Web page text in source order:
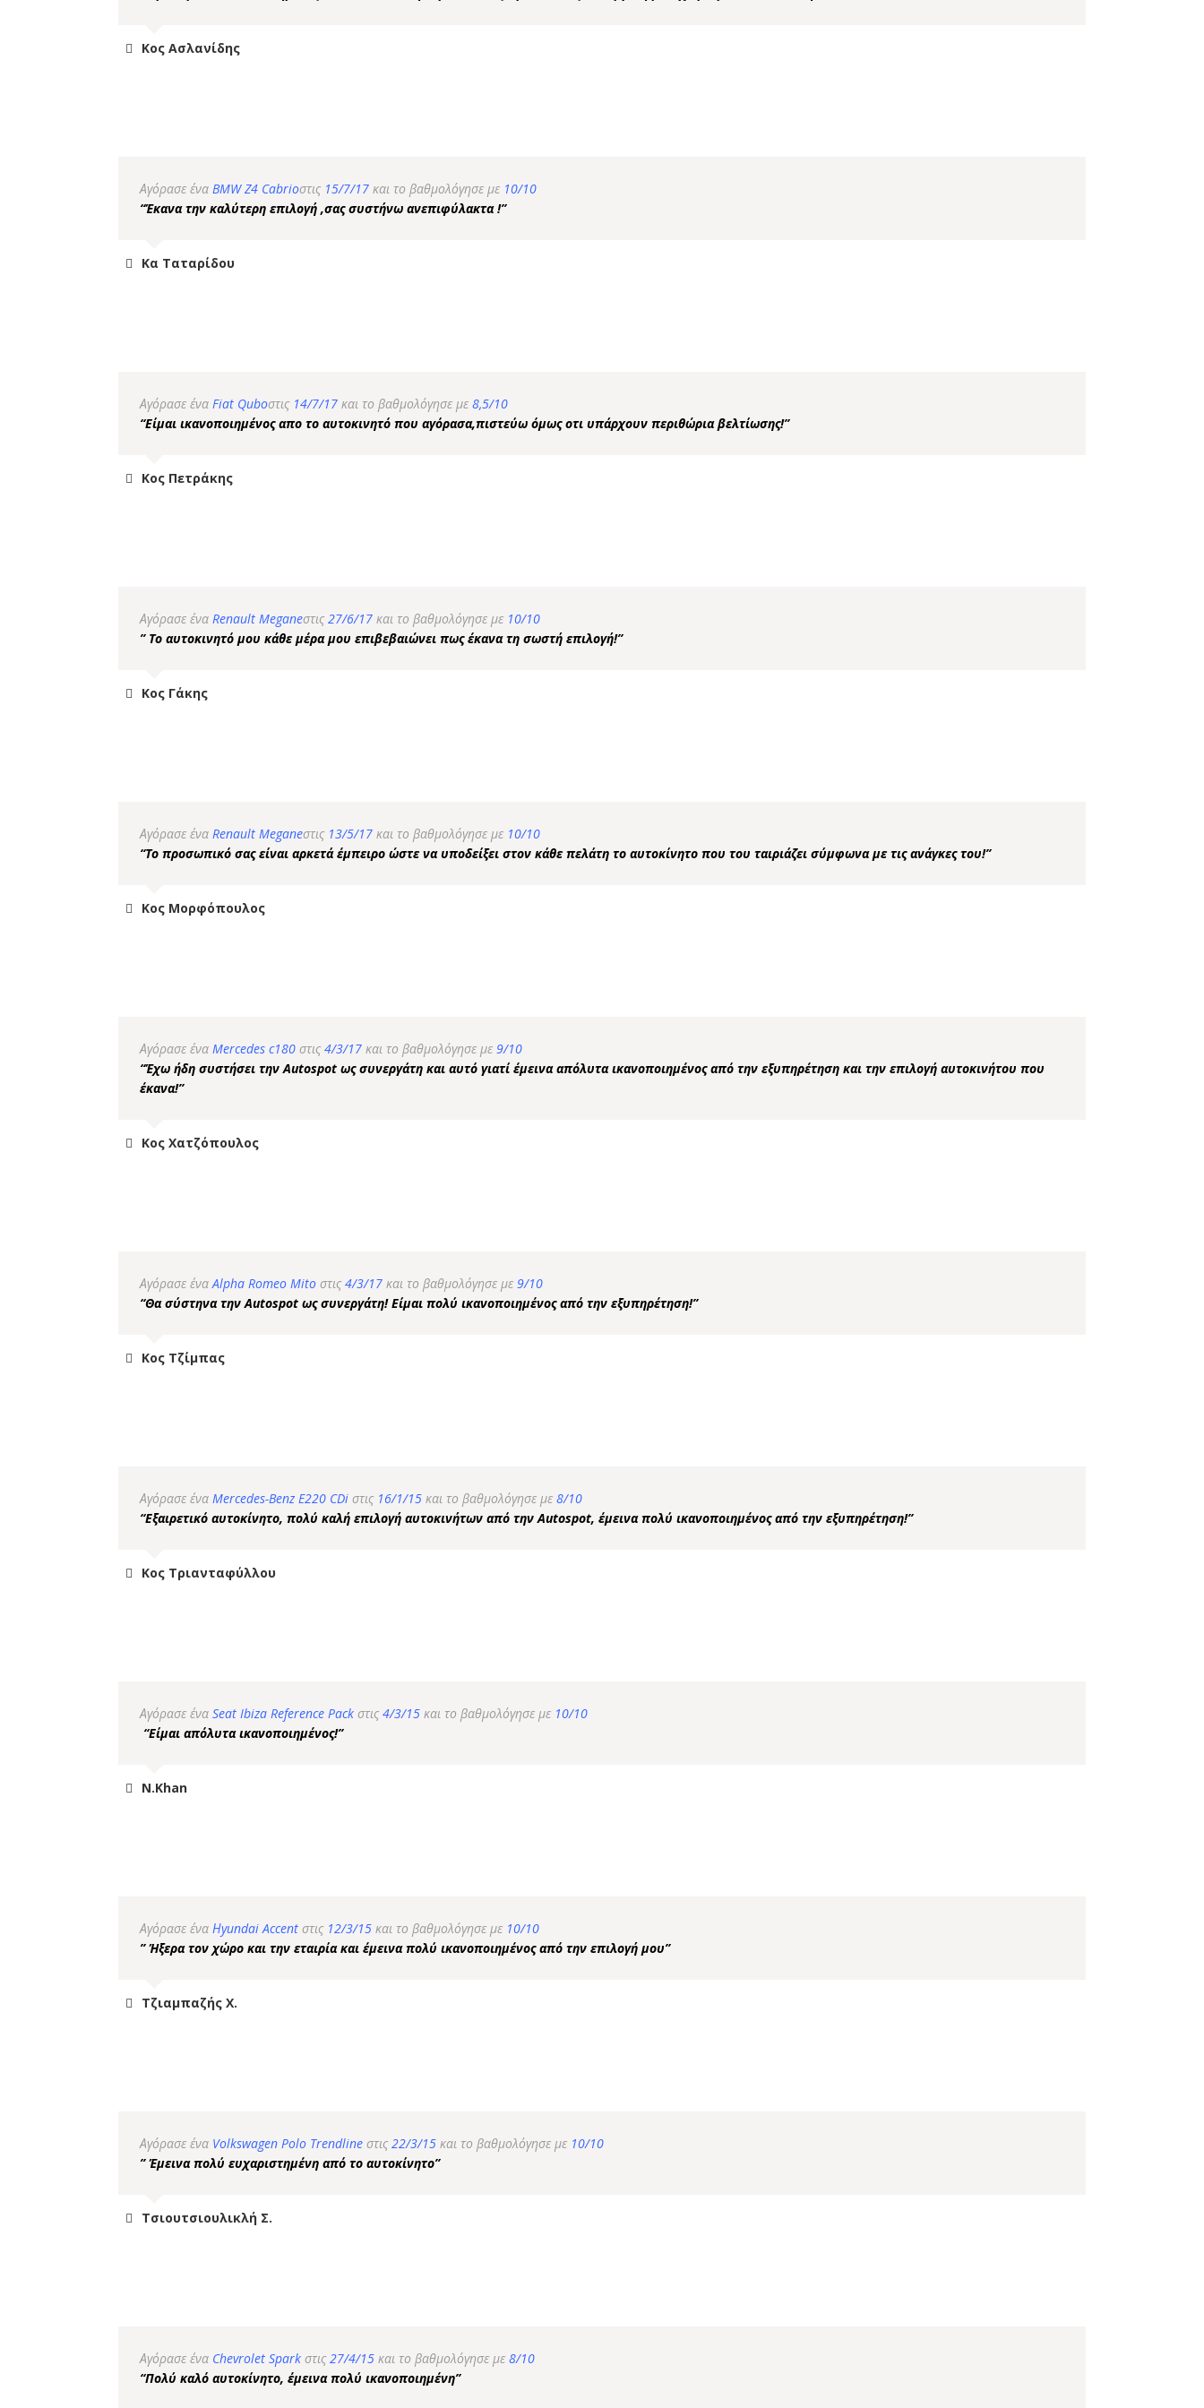
Κος Ασλανίδης
Αγόρασε ένα BMW Z4 Cabrioστις 15/7/17 και το βαθμολόγησε με 10/10
“Έκανα την καλύτερη επιλογή ,σας συστήνω ανεπιφύλακτα !”
Κα Ταταρίδου
Αγόρασε ένα Fiat Quboστις 14/7/17 και το βαθμολόγησε με 8,5/10
“Είμαι ικανοποιημένος απο το αυτοκινητό που αγόρασα,πιστεύω όμως οτι υπάρχουν περιθώρια βελτίωσης!”
Κος Πετράκης
Αγόρασε ένα Renault Meganeστις 27/6/17 και το βαθμολόγησε με 10/10
” Το αυτοκινητό μου κάθε μέρα μου επιβεβαιώνει πως έκανα τη σωστή επιλογή!”
Κος Γάκης
Αγόρασε ένα Renault Meganeστις 13/5/17 και το βαθμολόγησε με 10/10
“Το προσωπικό σας είναι αρκετά έμπειρο ώστε να υποδείξει στον κάθε πελάτη το αυτοκίνητο που του ταιριάζει σύμφωνα με τις ανάγκες του!”
Κος Μορφόπουλος
Αγόρασε ένα Mercedes c180 στις 4/3/17 και το βαθμολόγησε με 9/10
“Έχω ήδη συστήσει την Autospot ως συνεργάτη και αυτό γιατί έμεινα απόλυτα ικανοποιημένος από την εξυπηρέτηση και την επιλογή αυτοκινήτου που
έκανα!”
Κος Χατζόπουλος
Αγόρασε έναAlpha Romeo Mito στις 4/3/17 και το βαθμολόγησε με 9/10
“Θα σύστηνα την Autospot ως συνεργάτη! Είμαι πολύ ικανοποιημένος από την εξυπηρέτηση!”
Κος Τζίμπας
Αγόρασε ένα Mercedes-Benz E220 CDi στις 16/1/15 και το βαθμολόγησε με 8/10
“Εξαιρετικό αυτοκίνητο, πολύ καλή επιλογή αυτοκινήτων από την Autospot, έμεινα πολύ ικανοποιημένος από την εξυπηρέτηση!”
Κος Τριανταφύλλου
Αγόρασε ένα Seat Ibiza Reference Pack στις 4/3/15 και το βαθμολόγησε με 10/10
“Είμαι απόλυτα ικανοποιημένος!”
N.Khan
Αγόρασε ένα Ηyundai Accent στις 12/3/15 και το βαθμολόγησε με 10/10
” Ήξερα τον χώρο και την εταιρία και έμεινα πολύ ικανοποιημένος από την επιλογή μου”
Τζιαμπαζής Χ.
Αγόρασε ένα Volkswagen Polo Trendline στις 22/3/15 και το βαθμολόγησε με 10/10
” Έμεινα πολύ ευχαριστημένη από το αυτοκίνητο”
Τσιουτσιουλικλή Σ.
Αγόρασε ένα Chevrolet Spark στις 27/4/15 και το βαθμολόγησε με 8/10
“Πολύ καλό αυτοκίνητο, έμεινα πολύ ικανοποιημένη”